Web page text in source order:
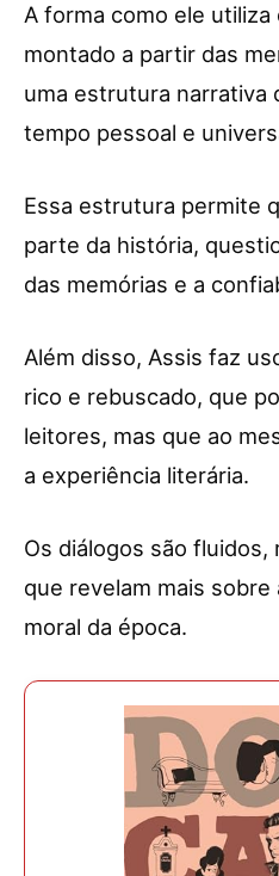
A forma como ele
montado a partir das
uma estrutura narrativa
tempo pessoal e
Essa estrutura permite
parte da história,
das memórias e a
Além disso, Assis faz
rico e rebuscado, que
leitores, mas que ao
a experiência literária.
Os diálogos são
que revelam mais
moral da época.